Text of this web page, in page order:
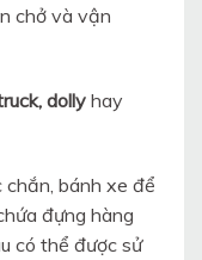
chở và vận
dolly hay
bánh xe để
đựng hàng
có thể được sử